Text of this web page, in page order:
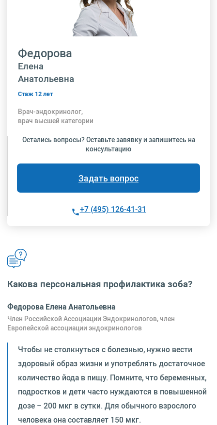
Федорова
Елена
Анатольевна
Стаж 12 лет
Врач-эндокринолог,
врач высшей категории
Остались вопросы? Оставьте завявку и запишитесь на
консультацию
Задать вопрос
+7 (495) 126-41-31
Какова персональная профилактика зоба?
Федорова Елена Анатольевна
Член Российской Ассоциации Эндокринологов, член
Европейской ассоциации эндокринологов
Чтобы не столкнуться с болезнью, нужно вести
здоровый образ жизни и употреблять достаточное
количество йода в пищу. Помните, что беременных,
подростков и дети часто нуждаются в повышенной
дозе – 200 мкг в сутки. Для обычного взрослого
человека она составляет 150 мкг.